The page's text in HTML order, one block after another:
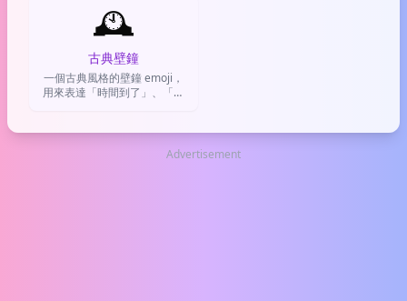
🕰️
古典壁鐘
一個古典風格的壁鐘 emoji，
用來表達「時間到了」、「復
Advertisement